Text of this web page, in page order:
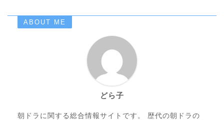
ABOUT ME
どら子
朝ドラに関する総合情報サイトです。 歴代の朝ドラの